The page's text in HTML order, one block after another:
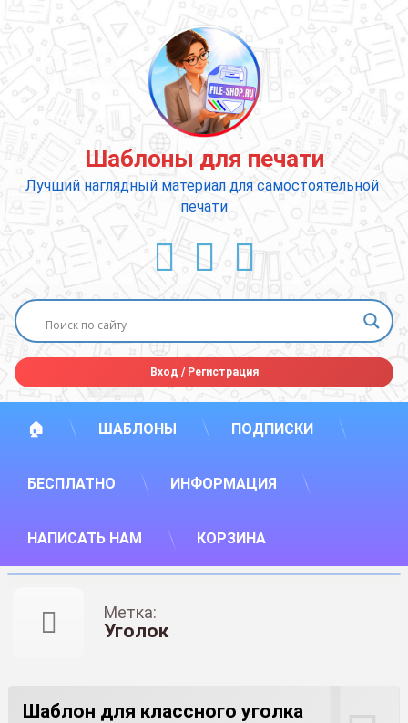
содержимому
Шаблоны для печати
Лучший наглядный материал для самостоятельной
печати
ВКонтакте
YouTube
E-mail
Вход /Регистрация
🏠 ШАБЛОНЫ ПОДПИСКИ
БЕСПЛАТНО ИНФОРМАЦИЯ
НАПИСАТЬ НАМ КОРЗИНА
Метка:
Уголок
Шаблон для классного уголка